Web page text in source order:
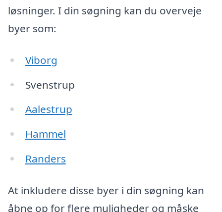
løsninger. I din søgning kan du overveje
byer som:
Viborg
Svenstrup
Aalestrup
Hammel
Randers
At inkludere disse byer i din søgning kan
åbne op for flere muligheder og måske